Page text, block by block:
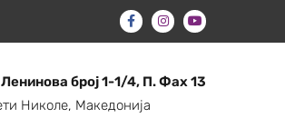
број 1-1/4, П. Фах 13
Николе, Македонија